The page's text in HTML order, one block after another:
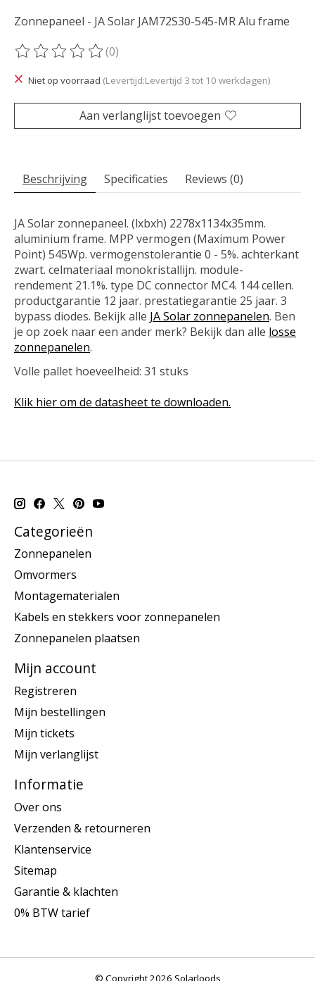
Zonnepaneel - JA Solar JAM72S30-545-MR Alu frame
De beoordeling van dit product is
(0)
Niet op voorraad (Levertijd:Levertijd 3 tot 10 werkdagen)
Aan verlanglijst toevoegen
Beschrijving Specificaties Reviews (0)
JA Solar zonnepaneel. (lxbxh) 2278x1134x35mm.
aluminium frame. MPP vermogen (Maximum Power
Point) 545Wp. vermogenstolerantie 0 - 5%. achterkant
zwart. celmateriaal monokristallijn. module-
rendement 21.1%. type DC connector MC4. 144 cellen.
productgarantie 12 jaar. prestatiegarantie 25 jaar. 3
bypass diodes. Bekijk alle JA Solar zonnepanelen. Ben
je op zoek naar een ander merk? Bekijk dan alle losse
zonnepanelen.
Volle pallet hoeveelheid: 31 stuks
Klik hier om de datasheet te downloaden.
Categorieën
Zonnepanelen
Omvormers
Montagematerialen
Kabels en stekkers voor zonnepanelen
Zonnepanelen plaatsen
Mijn account
Registreren
Mijn bestellingen
Mijn tickets
Mijn verlanglijst
Informatie
Over ons
Verzenden & retourneren
Klantenservice
Sitemap
Garantie & klachten
0% BTW tarief
© Copyright 2026 Solarloods